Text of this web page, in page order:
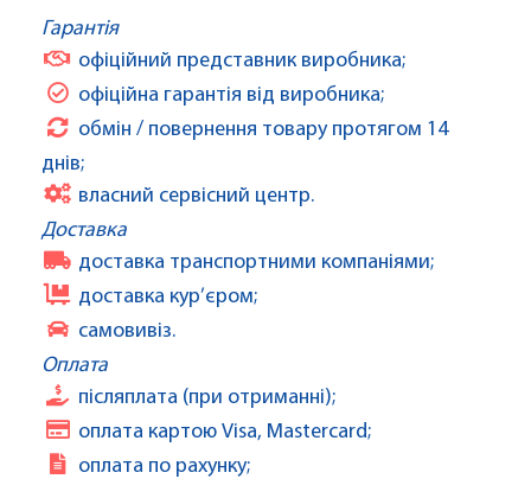
Гарантія
офіційний представник виробника;
офіційна гарантія від виробника;
обмін / повернення товару протягом 14
днів;
власний сервісний центр.
Доставка
доставка транспортними компаніями;
доставка кур’єром;
самовивіз.
Оплата
післяплата (при отриманні);
оплата картою Visa, Mastercard;
оплата по рахунку;